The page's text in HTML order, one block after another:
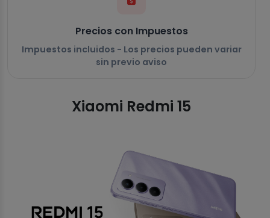
Precios con Impuestos
Impuestos incluidos - Los precios pueden variar
sin previo aviso
Xiaomi Redmi 15